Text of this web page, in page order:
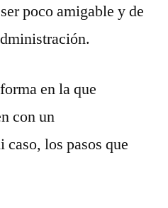
poco amigable y de
en la que
con un
los pasos que